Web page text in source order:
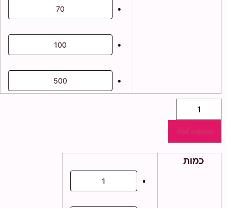
70
100
500
כמות
ערכת
שרשרת
ליפופים
הוספה לסל
כמות
1